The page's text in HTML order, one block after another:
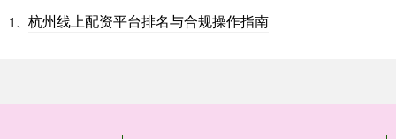
1、 杭州线上配资平台排名与合规操作指南